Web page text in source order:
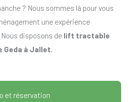
? Nous sommes là pour vous
une expérience
disposons de lift tractable
à Jallet.
et réservation